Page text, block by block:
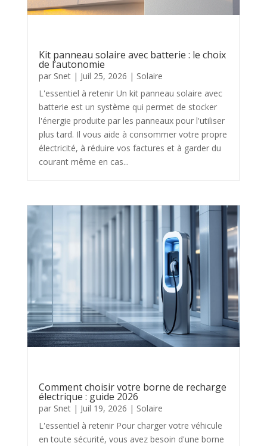
Kit panneau solaire avec batterie : le choix
de l’autonomie
par Snet| Juil 25, 2026 | Solaire
L'essentiel à retenir Un kit panneau solaire avec
batterie est un système qui permet de stocker
l'énergie produite par les panneaux pour l'utiliser
plus tard. Il vous aide à consommer votre propre
électricité, à réduire vos factures et à garder du
courant même en cas...
Comment choisir votre borne de recharge
électrique : guide 2026
par Snet| Juil 19, 2026 | Solaire
L'essentiel à retenir Pour charger votre véhicule
en toute sécurité, vous avez besoin d'une borne